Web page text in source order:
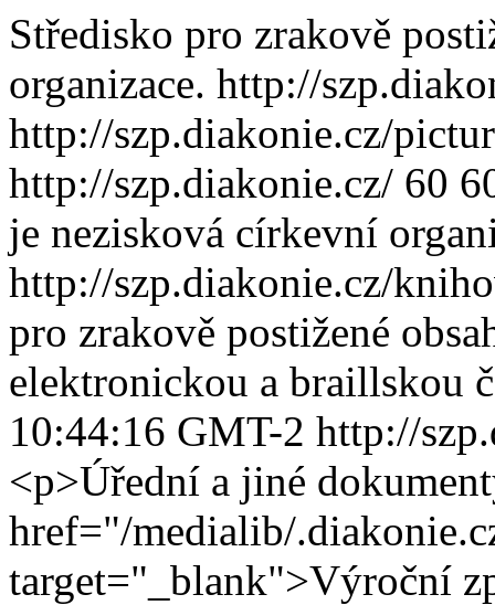
Středisko pro zrakově
organizace. http://
http://szp.diakonie.cz/
http://szp.diakonie.cz/ 60
je nezisková církevní
http://szp.diakonie.cz/
pro zrakově postižené
elektronickou a braillskou
10:44:16 GMT-2 http://
<p>Úřední a jiné
href="/medialib/
target="_blank">Výroční